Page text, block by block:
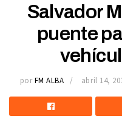
Salvador
puente
por FM ALBA abril 14,